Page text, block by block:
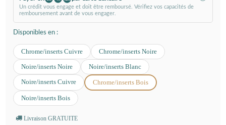
Un crédit vous engage et doit être remboursé. Vérifiez vos capacités de
remboursement avant de vous engager.
Disponibles en :
Chrome/inserts Cuivre
Chrome/inserts Noire
Noire/inserts Noire
Noire/inserts Blanc
Noire/inserts Cuivre
Chrome/inserts Bois
Noire/inserts Bois
Livraison GRATUITE